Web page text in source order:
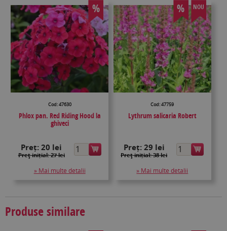
%
Cod: 47630
Phlox pan. Red Riding Hood la
ghiveci
Preț:20 lei
Preţ inițial: 27 lei
» Mai multe detalii
% NOU
Cod: 47759
Lythrum salicaria Robert
Preț: 29 lei
Preţ inițial: 38 lei
» Mai multe detalii
Produse similare